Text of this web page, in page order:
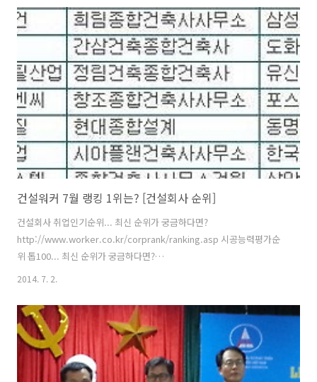
100 http://me2.do/F5Qf0mdF + 국내 건설회사 인기순위
http://www.worker.co.kr/corprank/ranking.asp + 국내 10대 건설
사 매출액 대비 연구개발비 비중 http://me2.do/5WelikCw + 국내 주
요 건설회사 회사채 신용등급 현황 http://me..
건설워커 7월 랭킹 1위는? [건설회사 순위]
건설회사 취업인기순위... 최신 순위가 궁금하다면?
http://www.worker.co.kr/corprank/ranking.asp 시공능력평가순
위 톱100... 최신 순위가 궁금하다면?
http://www.worker.co.kr/link/2002R100.asp [건설워커 뉴스
를 지켰다. 건설취업포털 건설워커(www.worker.co.kr 대표 유종현)는
2014년 7월 건설사 취업인기순위(일명 ‘건설워커 랭킹’)에서 삼성물산
이 종합건설 부문 정상자리를 굳건히 지켰다고 2일 밝혔다. 삼성물산은
지난해 4월부터 16개월째 1위를 기록 중이다. 또 현대엔지니어링(엔지
니어링), 특수건설(전문건설), 삼우종합건축사사무소(건축설계), 은..
2014. 7. 2.